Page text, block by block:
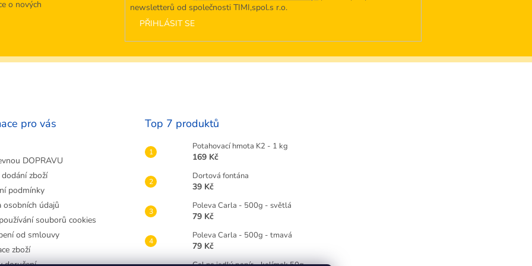
o nových
newsletterů od společnosti TIMI,spol.s r.o.
PŘIHLÁSIT SE
pro vás
DOPRAVU
zboží
podmínky
osobních údajů
souborů cookies
od smlouvy
zboží
Top 7 produktů
Potahovací hmota K2 - 1 kg
169 Kč
Dortová fontána
39 Kč
Poleva Carla - 500g - světlá
79 Kč
Poleva Carla - 500g - tmavá
79 Kč